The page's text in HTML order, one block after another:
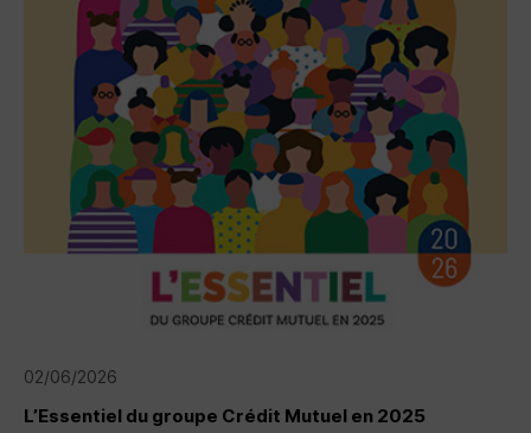
02/06/2026
L’Essentiel du groupe Crédit Mutuel en 2025